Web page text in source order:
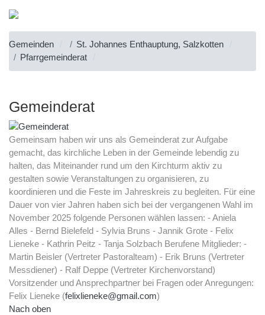
Gemeinden
St. Johannes Enthauptung, Salzkotten
Pfarrgemeinderat
Gemeinderat
Gemeinsam haben wir uns als Gemeinderat zur Aufgabe
gemacht, das kirchliche Leben in der Gemeinde lebendig zu
halten, das Miteinander rund um den Kirchturm aktiv zu
gestalten sowie Veranstaltungen zu organisieren, zu
koordinieren und die Feste im Jahreskreis zu begleiten. Für eine
Dauer von vier Jahren haben sich bei der vergangenen Wahl im
November 2025 folgende Personen wählen lassen: - Aniela
Alles - Bernd Bielefeld - Sylvia Bruns - Jannik Grote - Felix
Lieneke - Kathrin Peitz - Tanja Solzbach Berufene Mitglieder: -
Martin Beisler (Vertreter Pastoralteam) - Erik Bruns (Vertreter
Messdiener) - Ralf Deppe (Vertreter Kirchenvorstand)
Vorsitzender und Ansprechpartner bei Fragen oder Anregungen:
Felix Lieneke (felixlieneke@gmail.com)
Nach oben